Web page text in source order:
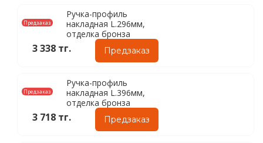
Предзаказ
Ручка-профиль
накладная L.296мм,
отделка бронза
3 338 тг. Предзаказ
Предзаказ
Ручка-профиль
накладная L.396мм,
отделка бронза
3 718 тг. Предзаказ